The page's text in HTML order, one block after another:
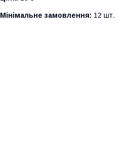
Мінімальне замовлення: 12 шт.